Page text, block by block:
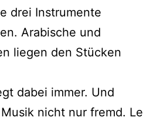
drei Instrumente
Arabische und
liegen den Stücken
dabei immer. Und
nicht nur fremd. Le